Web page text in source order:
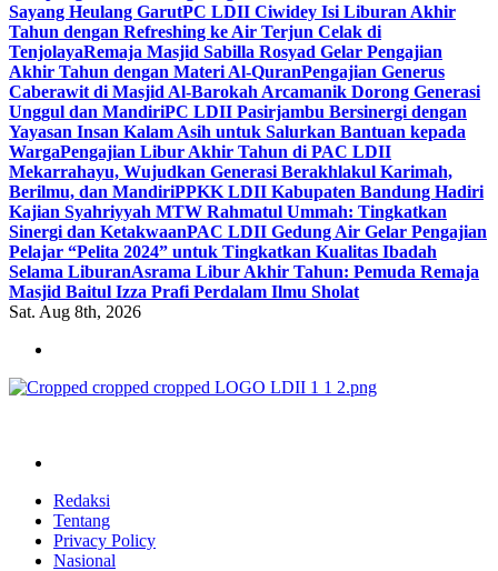
Sayang Heulang GarutPC LDII Ciwidey Isi Liburan Akhir
Tahun dengan Refreshing ke Air Terjun Celak di
TenjolayaRemaja Masjid Sabilla Rosyad Gelar Pengajian
Akhir Tahun dengan Materi Al-QuranPengajian Generus
Caberawit di Masjid Al-Barokah Arcamanik Dorong Generasi
Unggul dan MandiriPC LDII Pasirjambu Bersinergi dengan
Yayasan Insan Kalam Asih untuk Salurkan Bantuan kepada
WargaPengajian Libur Akhir Tahun di PAC LDII
Mekarrahayu, Wujudkan Generasi Berakhlakul Karimah,
Berilmu, dan MandiriPPKK LDII Kabupaten Bandung Hadiri
Kajian Syahriyyah MTW Rahmatul Ummah: Tingkatkan
Sinergi dan KetakwaanPAC LDII Gedung Air Gelar Pengajian
Pelajar “Pelita 2024” untuk Tingkatkan Kualitas Ibadah
Selama LiburanAsrama Libur Akhir Tahun: Pemuda Remaja
Masjid Baitul Izza Prafi Perdalam Ilmu Sholat
Sat. Aug 8th, 2026
Redaksi
Tentang
Privacy Policy
Nasional